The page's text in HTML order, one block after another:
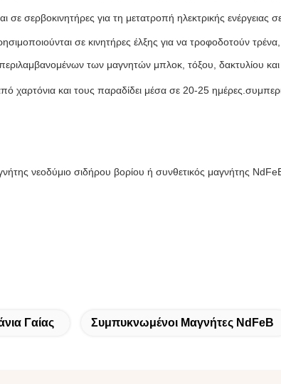
σε σερβοκινητήρες για τη μετατροπή ηλεκτρικής ενέργειας
σε κινητήρες έλξης για να τροφοδοτούν
των μαγνητών μπλοκ, τόξου, δακτυλίου
χαρτόνια και τους παραδίδει μέσα σε 20-25
νεοδύμιο σιδήρου βορίου ή συνθετικός μαγνήτης
Γαίας Συμπυκνωμένοι Μαγνήτες NdFeB